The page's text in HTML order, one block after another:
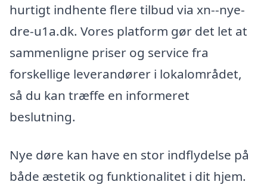
hurtigt indhente flere tilbud via xn--nye-
dre-u1a.dk. Vores platform gør det let at
sammenligne priser og service fra
forskellige leverandører i lokalområdet,
så du kan træffe en informeret
beslutning.
Nye døre kan have en stor indflydelse på
både æstetik og funktionalitet i dit hjem.